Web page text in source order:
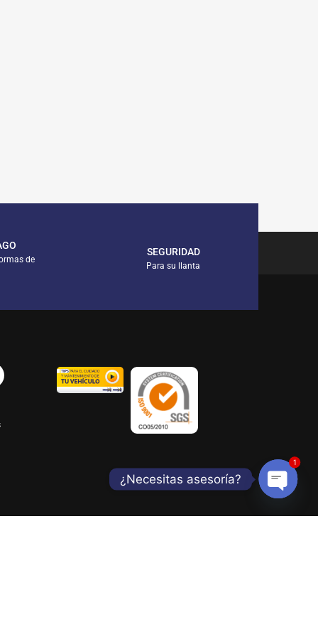
de
SEGURIDAD
Para su llanta
¿Necesitas asesoría?
Open
1